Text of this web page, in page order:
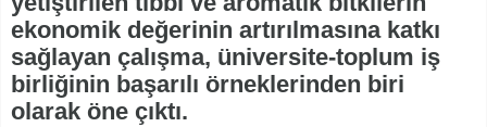
ekonomik değerinin artırılmasına katkı
sağlayan çalışma, üniversite-toplum iş
birliğinin başarılı örneklerinden biri
olarak öne çıktı.